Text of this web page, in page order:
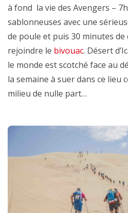
à fond la vie des Avengers –
sablonneuses avec une
de poule et puis 30 minutes de
rejoindre le bivouac. Désert
le monde est scotché face au
la semaine à suer dans ce lieu
milieu de nulle part…